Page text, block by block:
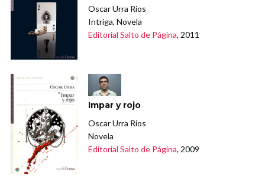
Oscar Urra Rios
Intriga, Novela
Editorial Salto de Página, 2011
Impar y rojo
Oscar Urra Rios
Novela
Editorial Salto de Página, 2009